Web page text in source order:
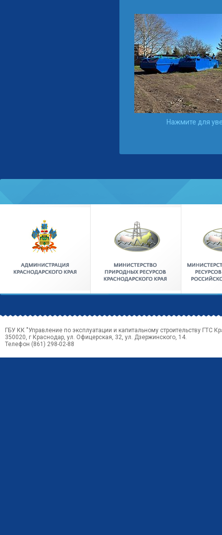
Нажмите для
ГБУ КК "Управление по эксплуатации и капитальному строительству ГТС
350020, г Краснодар, ул. Офицерская, 32, ул. Дзержинского, 14.
Телефон (861) 298-02-88